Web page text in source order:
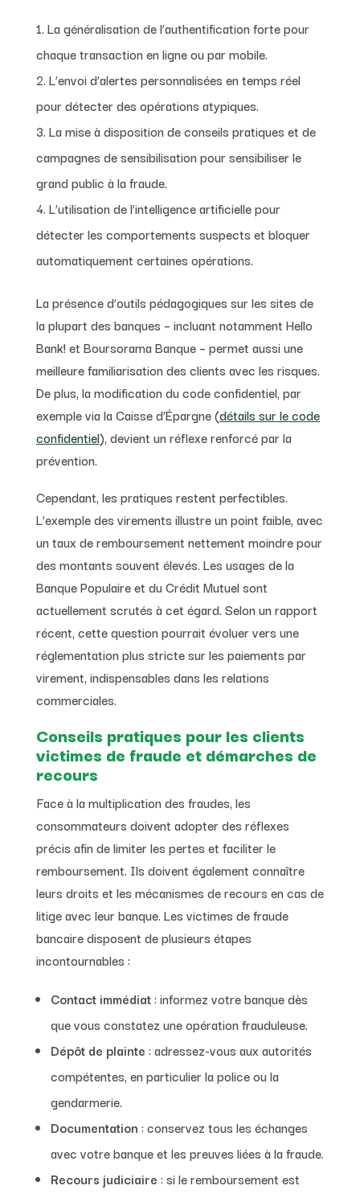
La généralisation de l’authentification forte pour
chaque transaction en ligne ou par mobile.
L’envoi d’alertes personnalisées en temps réel
pour détecter des opérations atypiques.
La mise à disposition de conseils pratiques et de
campagnes de sensibilisation pour sensibiliser le
grand public à la fraude.
L’utilisation de l’intelligence artificielle pour
détecter les comportements suspects et bloquer
automatiquement certaines opérations.
La présence d’outils pédagogiques sur les sites de
la plupart des banques – incluant notamment Hello
Bank! et Boursorama Banque – permet aussi une
meilleure familiarisation des clients avec les risques.
De plus, la modification du code confidentiel, par
exemple via la Caisse d’Épargne (détails sur le code
confidentiel), devient un réflexe renforcé par la
prévention.
Cependant, les pratiques restent perfectibles.
L’exemple des virements illustre un point faible, avec
un taux de remboursement nettement moindre pour
des montants souvent élevés. Les usages de la
Banque Populaire et du Crédit Mutuel sont
actuellement scrutés à cet égard. Selon un rapport
récent, cette question pourrait évoluer vers une
réglementation plus stricte sur les paiements par
virement, indispensables dans les relations
commerciales.
Conseils pratiques pour les clients
victimes de fraude et démarches de
recours
Face à la multiplication des fraudes, les
consommateurs doivent adopter des réflexes
précis afin de limiter les pertes et faciliter le
remboursement. Ils doivent également connaître
leurs droits et les mécanismes de recours en cas de
litige avec leur banque. Les victimes de fraude
bancaire disposent de plusieurs étapes
incontournables :
Contact immédiat: informez votre banque dès
que vous constatez une opération frauduleuse.
Dépôt de plainte : adressez-vous aux autorités
compétentes, en particulier la police ou la
gendarmerie.
Documentation : conservez tous les échanges
avec votre banque et les preuves liées à la fraude.
Recours judiciaire : si le remboursement est